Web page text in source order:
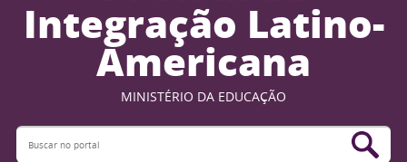
Legislação
Canais
Integração Latino-
Americana
MINISTÉRIO DA EDUCAÇÃO
Buscar no portal